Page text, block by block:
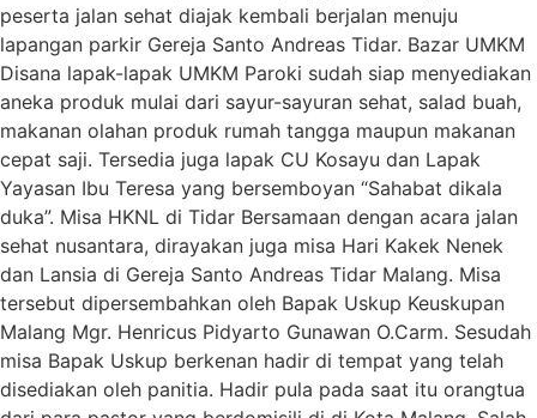
peserta jalan sehat diajak kembali berjalan menuju
lapangan parkir Gereja Santo Andreas Tidar. Bazar UMKM
Disana lapak-lapak UMKM Paroki sudah siap menyediakan
aneka produk mulai dari sayur-sayuran sehat, salad buah,
makanan olahan produk rumah tangga maupun makanan
cepat saji. Tersedia juga lapak CU Kosayu dan Lapak
Yayasan Ibu Teresa yang bersemboyan “Sahabat dikala
duka”. Misa HKNL di Tidar Bersamaan dengan acara jalan
sehat nusantara, dirayakan juga misa Hari Kakek Nenek
dan Lansia di Gereja Santo Andreas Tidar Malang. Misa
tersebut dipersembahkan oleh Bapak Uskup Keuskupan
Malang Mgr. Henricus Pidyarto Gunawan O.Carm. Sesudah
misa Bapak Uskup berkenan hadir di tempat yang telah
disediakan oleh panitia. Hadir pula pada saat itu orangtua